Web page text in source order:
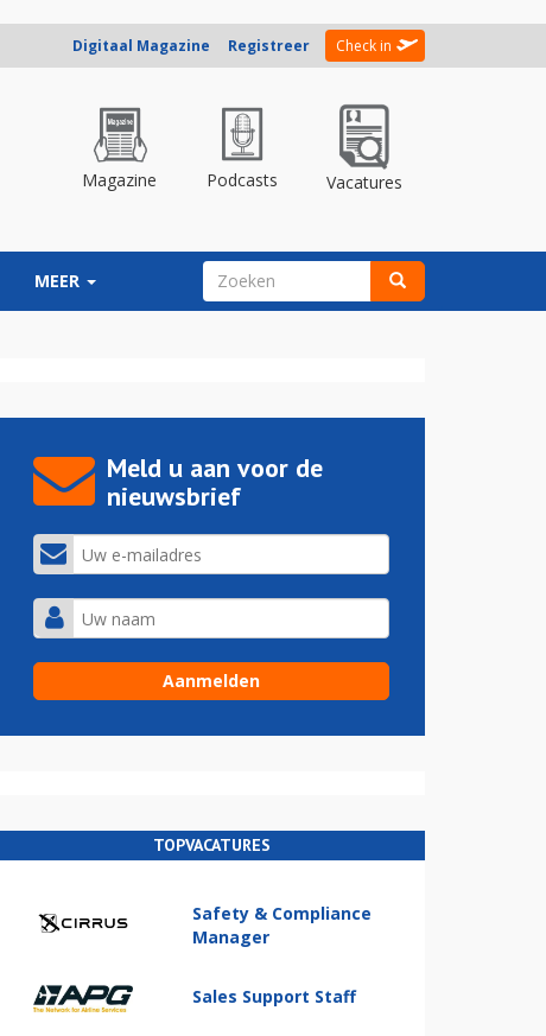
Digitaal Magazine Registreer Check in
Magazine Podcasts Vacatures
MEER ZOEKVELD
Meld u aan voor de
nieuwsbrief
TOPVACATURES
Safety & Compliance
Manager
Sales Support Staff